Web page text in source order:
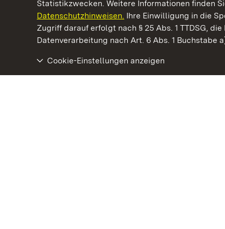
Statistikzwecken. Weitere Informationen finden
Datenschutzhinweisen. Ihre Einwilligung in die
Zugriff darauf erfolgt nach § 25 Abs. 1 TTDSG,
Datenverarbeitung nach Art. 6 Abs. 1 Buchstabe
Cookie-Einstellungen anzeigen
Kommen. Staunen. Genießen.